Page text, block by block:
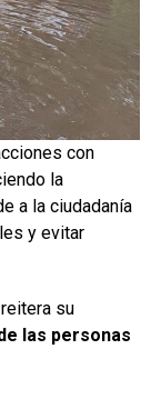
con
la
a la ciudadanía
y evitar
su
las personas